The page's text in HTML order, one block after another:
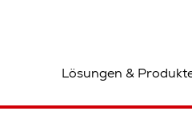
Lösungen &